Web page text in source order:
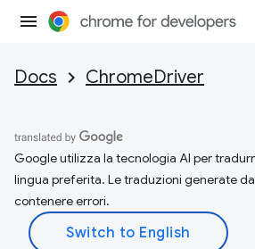
Docs ChromeDriver
Google utilizza la tecnologia AI per
lingua preferita. Le traduzioni generate
contenere errori.